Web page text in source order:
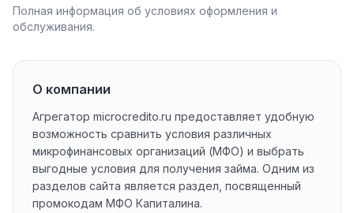
Полная информация об условиях оформления и
обслуживания.
О компании
Агрегатор microcredito.ru предоставляет удобную
возможность сравнить условия различных
микрофинансовых организаций (МФО) и выбрать
выгодные условия для получения займа. Одним из
разделов сайта является раздел, посвященный
промокодам МФО Капиталина.